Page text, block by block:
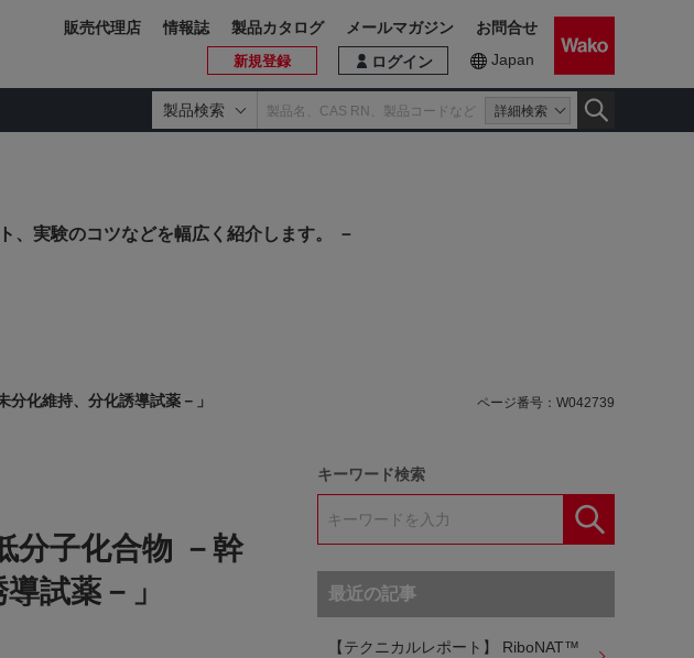
製品検索 詳細検索
ログイン
新規登録 Japan
販売代理店 情報誌 製品カタログ メールマガジン お問合せ
、実験のコツなどを幅広く紹介します。 －
化維持、分化誘導試薬－」
ページ番号： W042739
分子化合物 －幹
試薬－」
キーワード検索
最近の記事
【テクニカルレポート】 RiboNAT™